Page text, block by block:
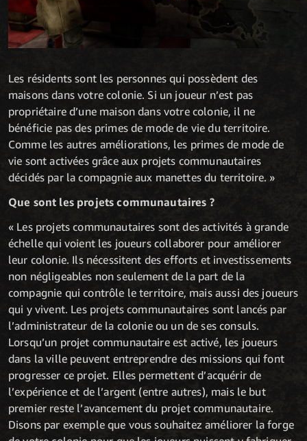
Les résidents sont les personnes qui possèdent des
maisons dans votre colonie. Si un joueur n’est pas
propriétaire d’une maison dans votre colonie, il ne
bénéficie pas des primes de mode de vie du territoire.
Comme les autres améliorations, les primes de mode de
vie sont activées grâce aux projets communautaires
décidés par la compagnie aux manettes du territoire. »
Que sont les projets communautaires ?
« Les projets communautaires sont des activités à grande
échelle qui voient les joueurs collaborer pour améliorer
leur colonie. Ils nécessitent des efforts et investissements
non négligeables non seulement de la part de la
compagnie qui contrôle le territoire, mais aussi des joueurs
qui y vivent. Les projets communautaires sont lancés par
l’administrateur de la colonie ou un de ses consuls.
Lorsqu’un projet communautaire est activé, les joueurs
dans la ville peuvent entreprendre des missions qui font
progresser ce projet. Elles permettent d’acquérir de
l’expérience et de l’argent (entre autres), mais le but
premier reste l’avancement du projet communautaire.
Disons par exemple que vous souhaitez améliorer la forge